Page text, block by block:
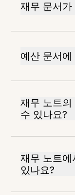
재무 문서가
예산 문서
재무 노트
수 있나요?
재무 노트
있나요?